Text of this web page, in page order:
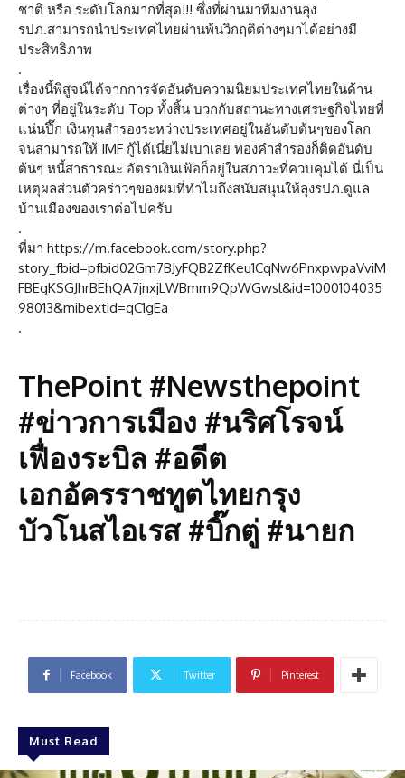
ชาติ หรือ ระดับโลกมากที่สุด!!! ซึ่งที่ผ่านมาทีมงานลุง
รปภ.สามารถนำประเทศไทยผ่านพ้นวิกฤติต่างๆมาได้อย่างมี
ประสิทธิภาพ
.
เรื่องนี้พิสูจน์ได้จากการจัดอันดับความนิยมประเทศไทยในด้าน
ต่างๆ ที่อยู่ในระดับ Top ทั้งสิ้น บวกกับสถานะทางเศรษฐกิจไทยที่
แน่นปึ๊ก เงินทุนสำรองระหว่างประเทศอยู่ในอันดับต้นๆของโลก
จนสามารถให้ IMF กู้ได้เนี่ยไม่เบาเลย ทองคำสำรองก็ติดอันดับ
ต้นๆ หนี้สาธารณะ อัตราเงินเฟ้อก็อยู่ในสภาวะที่ควบคุมได้ นี่เป็น
เหตุผลส่วนตัวคร่าวๆของผมที่ทำไมถึงสนับสนุนให้ลุงรปภ.ดูแล
บ้านเมืองของเราต่อไปครับ
.
ที่มา https://m.facebook.com/story.php?
story_fbid=pfbid02Gm7BJyFQB2ZfKeu1CqNw6PnxpwpaVviM
FBEgKSGJhrBEhQA7jnxjLWBmm9QpWGwsl&id=1000104035
98013&mibextid=qC1gEa
.
ThePoint #Newsthepoint
#ข่าวการเมือง #นริศโรจน์
เฟื่องระบิล #อดีต
เอกอัครราชทูตไทยกรุง
บัวโนสไอเรส #บิ๊กตู่ #นายก
Facebook Twitter Pinterest
Must Read